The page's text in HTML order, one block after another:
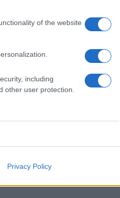
of the website
including
other user protection.
Privacy Policy
|Segnala
le ultime notizie pubblicate sul sito